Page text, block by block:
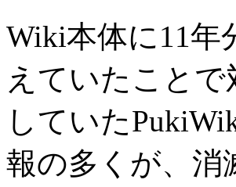
Wiki本体に11年
えていたこと
していた
報の多くが、